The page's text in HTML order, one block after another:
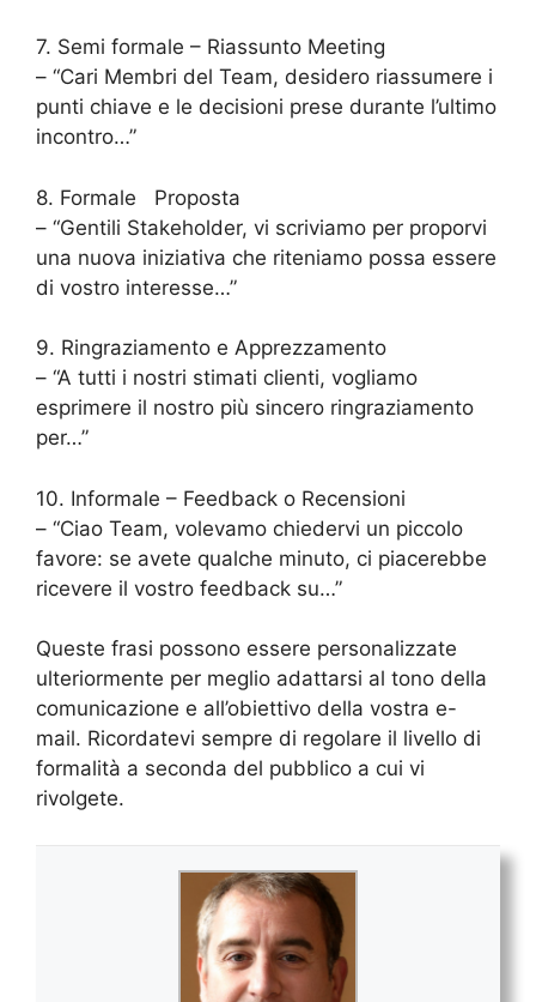
7. Semi formale – Riassunto Meeting
– “Cari Membri del Team, desidero riassumere i
punti chiave e le decisioni prese durante l’ultimo
incontro…”
8. Formale Proposta
– “Gentili Stakeholder, vi scriviamo per proporvi
una nuova iniziativa che riteniamo possa essere
di vostro interesse…”
9. Ringraziamento e Apprezzamento
– “A tutti i nostri stimati clienti, vogliamo
esprimere il nostro più sincero ringraziamento
per…”
10. Informale – Feedback o Recensioni
– “Ciao Team, volevamo chiedervi un piccolo
favore: se avete qualche minuto, ci piacerebbe
ricevere il vostro feedback su…”
Queste frasi possono essere personalizzate
ulteriormente per meglio adattarsi al tono della
comunicazione e all’obiettivo della vostra e-
mail. Ricordatevi sempre di regolare il livello di
formalità a seconda del pubblico a cui vi
rivolgete.